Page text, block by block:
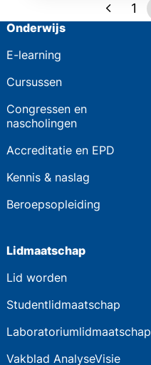
1
Onderwijs
E-learning
Cursussen
Congressen en
nascholingen
Accreditatie en EPD
Kennis & naslag
Beroepsopleiding
Lidmaatschap
Lid worden
Studentlidmaatschap
Laboratoriumlidmaatschap
Vakblad AnalyseVisie